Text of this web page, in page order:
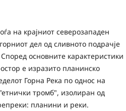
на крајниот северозападен
дел од сливното подрачје
основните карактеристики
е изразито планинско
Горна Река по однос на
тромб", изолиран од
планини и реки.